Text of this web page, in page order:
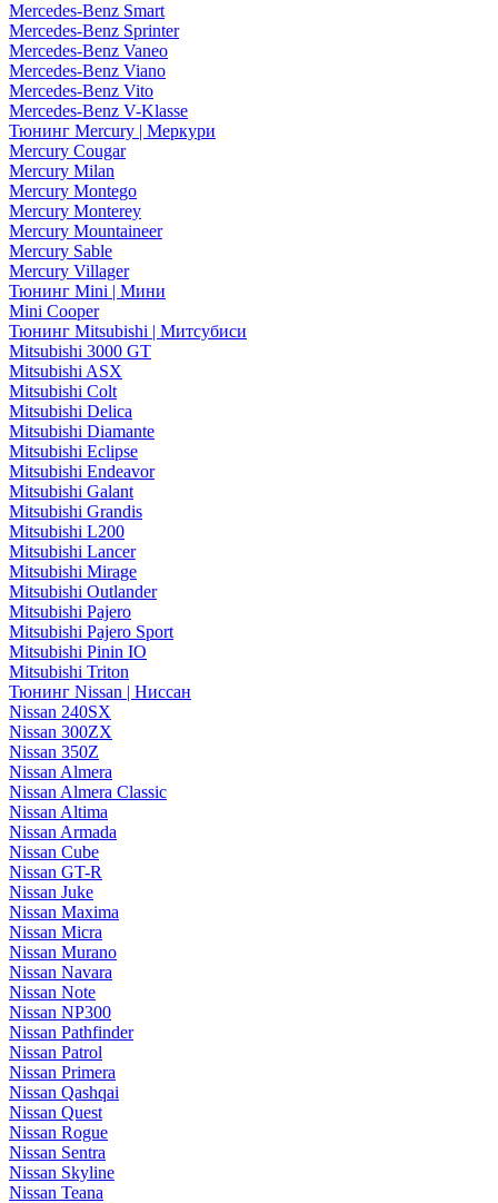
Mercedes-Benz Smart
Mercedes-Benz Sprinter
Mercedes-Benz Vaneo
Mercedes-Benz Viano
Mercedes-Benz Vito
Mercedes-Benz V-Klasse
Тюнинг Mercury | Меркури
Mercury Cougar
Mercury Milan
Mercury Montego
Mercury Monterey
Mercury Mountaineer
Mercury Sable
Mercury Villager
Тюнинг Mini | Мини
Mini Cooper
Тюнинг Mitsubishi | Митсубиси
Mitsubishi 3000 GT
Mitsubishi ASX
Mitsubishi Colt
Mitsubishi Delica
Mitsubishi Diamante
Mitsubishi Eclipse
Mitsubishi Endeavor
Mitsubishi Galant
Mitsubishi Grandis
Mitsubishi L200
Mitsubishi Lancer
Mitsubishi Mirage
Mitsubishi Outlander
Mitsubishi Pajero
Mitsubishi Pajero Sport
Mitsubishi Pinin IO
Mitsubishi Triton
Тюнинг Nissan | Ниссан
Nissan 240SX
Nissan 300ZX
Nissan 350Z
Nissan Almera
Nissan Almera Classic
Nissan Altima
Nissan Armada
Nissan Cube
Nissan GT-R
Nissan Juke
Nissan Maxima
Nissan Micra
Nissan Murano
Nissan Navara
Nissan Note
Nissan NP300
Nissan Pathfinder
Nissan Patrol
Nissan Primera
Nissan Qashqai
Nissan Quest
Nissan Rogue
Nissan Sentra
Nissan Skyline
Nissan Teana